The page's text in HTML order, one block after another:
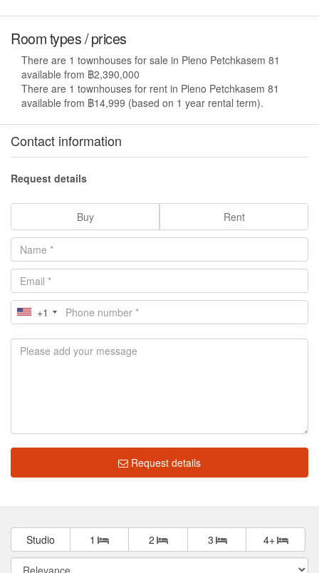
Room types / prices
There are 1 townhouses for sale in Pleno Petchkasem 81
available from ฿2,390,000
There are 1 townhouses for rent in Pleno Petchkasem 81
available from ฿14,999 (based on 1 year rental term).
Contact information
Request details
Buy Rent
+1
Request details
Studio 1 2 3 4+